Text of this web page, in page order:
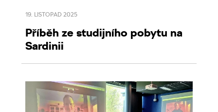
19. LISTOPAD 2025
Příběh ze studijního pobytu na
Sardinii